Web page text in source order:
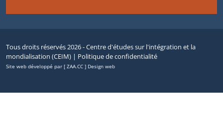
Tous droits réservés 2026 - Centre d'études sur l'intégration et la
mondialisation (CEIM) | Politique de confidentialité
Site web développé par [ ZAA.CC ] Design web